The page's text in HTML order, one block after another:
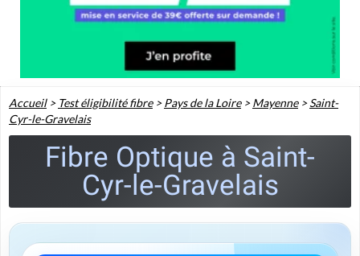
Accueil> Test éligibilité fibre>Pays de la Loire>Mayenne>Saint-
Cyr-le-Gravelais
Fibre Optique à Saint-
Cyr-le-Gravelais